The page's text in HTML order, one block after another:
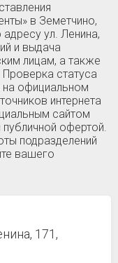
в Земетчино,
ул. Ленина,
и выдача
лицам, а также
статуса
на официальном
интернета
сайтом
офертой.
подразделений
вашего
171,